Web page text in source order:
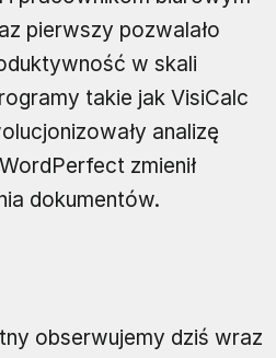
pierwszy pozwalało
w skali
takie jak VisiCalc
analizę
zmienił
dokumentów.
obserwujemy dziś wraz